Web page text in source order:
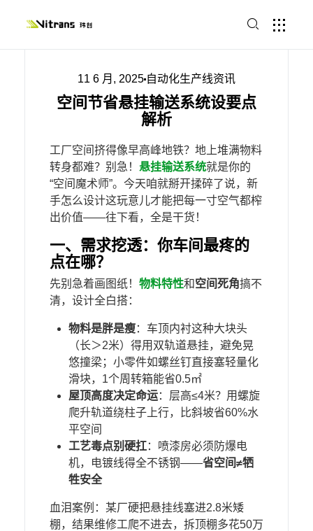
11 6 月, 2025 自动化生产线资讯
空间节省悬挂输送系统设要点
解析
工厂空间挤得像早高峰地铁？地上堆满物料
转身都难？别急！ 悬挂输送系统就是你的
“空间魔术师”。今天咱就掰开揉碎了说，新
手怎么设计这玩意儿才能把每一寸空气都榨
出价值——往下看，全是干货！
一、需求挖透：你车间最疼的
点在哪？
先别急着画图纸！​ 物料特性​和​​空间死角​​搞不
清，设计全白搭：
​物料是胖是瘦​​：车顶内衬这种大块头
（长＞2米）得用双轨道悬挂，避免晃
悠撞梁；小零件如螺丝钉直接塞轻量化
滑块，1个周转箱能省0.5㎡
​屋顶高度决定命运​​：层高≤4米？用螺旋
爬升轨道绕柱子上行，比斜坡省60%水
平空间
​工艺毒点别硬扛​​：喷漆房必须防爆电
机，电镀线得全不锈钢——​​省空间≠牺
牲安全​
血泪案例：某厂硬把悬挂线塞进2.8米矮
棚，结果维修工爬不进去，拆顶棚多花50万